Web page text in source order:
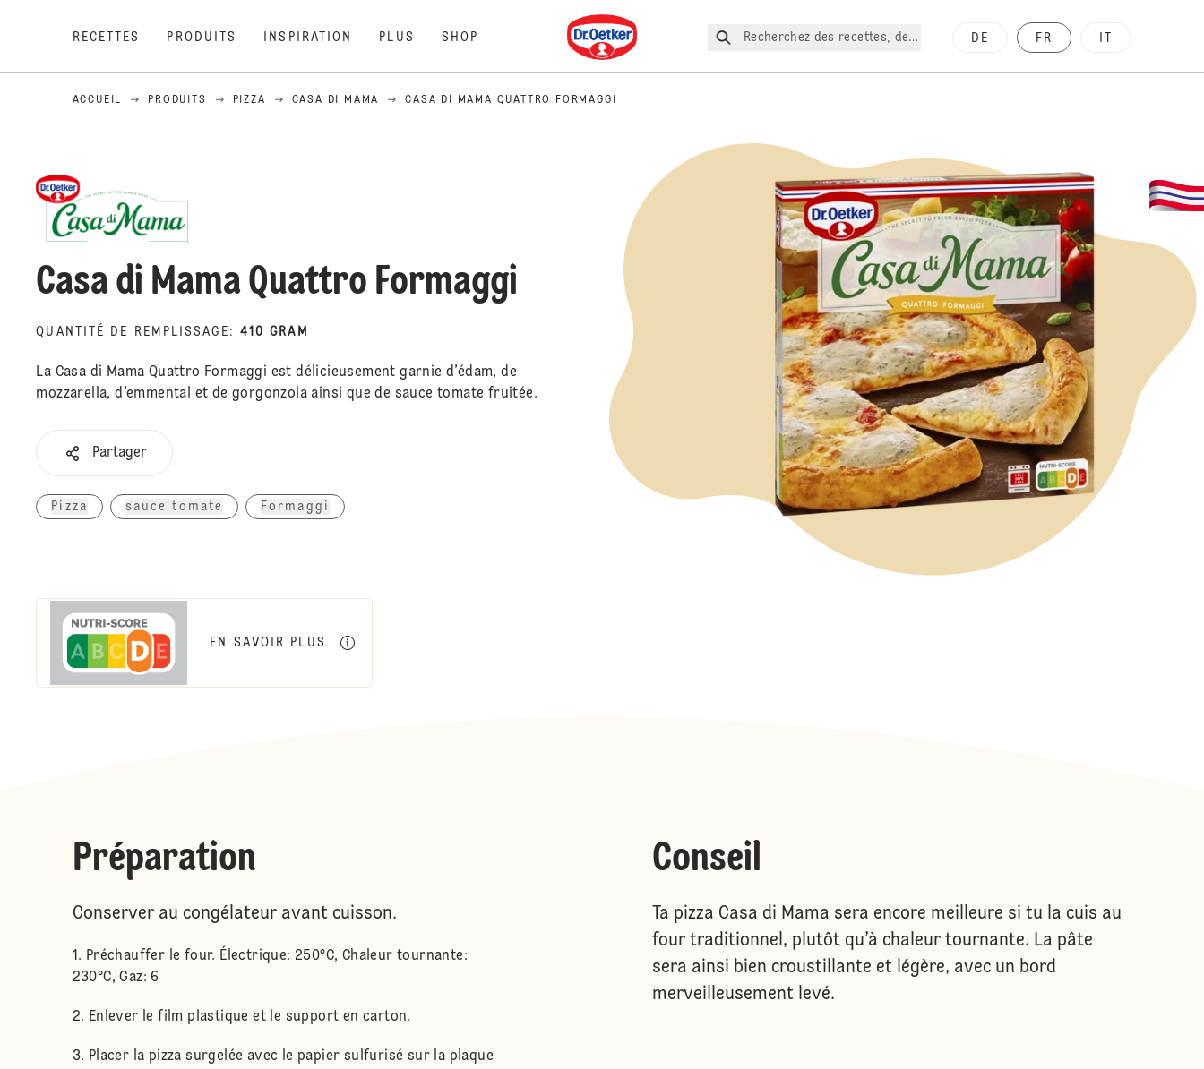
RECETTES PRODUITS INSPIRATION PLUS SHOP
Dr. Oetker
Recherchez des recettes, des produits, etc.
DE FR
ACCUEIL PRODUITS PIZZA CASA DI MAMA CASA DI MAMA QUATTRO FORMAGGI
Casa di Mama Quattro Formaggi
QUANTITÉ DE REMPLISSAGE : 410 GRAM
La Casa di Mama Quattro Formaggi est délicieusement garnie d’édam, de
mozzarella, d’emmental et de gorgonzola ainsi que de sauce tomate fruitée.
Partager
Pizza sauce tomate Formaggi
EN SAVOIR PLUS
Préparation
Conserver au congélateur avant cuisson.
Préchauffer le four. Électrique: 250°C, Chaleur tournante:
230°C, Gaz: 6
Enlever le film plastique et le support en carton.
Placer la pizza surgelée avec le papier sulfurisé sur la plaque
Conseil
Ta pizza Casa di Mama sera encore meilleure si tu la cuis au
four traditionnel, plutôt qu’à chaleur tournante. La pâte
sera ainsi bien croustillante et légère, avec un bord
merveilleusement levé.